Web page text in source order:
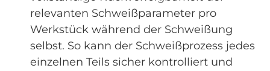
relevanten Schweißparameter pro
Werkstück während der Schweißung
selbst. So kann der Schweißprozess jedes
einzelnen Teils sicher kontrolliert und